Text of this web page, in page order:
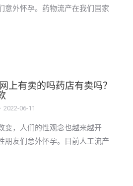
意外怀孕。药物流产在我们国家
上有卖的吗药店有卖吗？
2022-06-11
变，人们的性观念也越来越开
朋友们意外怀孕。目前人工流产